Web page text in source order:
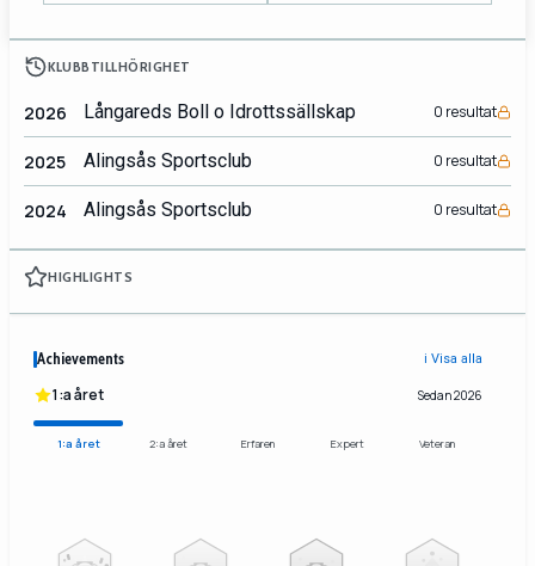
KLUBBTILLHÖRIGHET
2026 Långareds Boll o Idrottssällskap 0 resultat
2025 Alingsås Sportsclub 0 resultat
2024 Alingsås Sportsclub 0 resultat
HIGHLIGHTS
Achievements ℹ️ Visa alla
1:a året Sedan 2026
1:a året 2:a året Erfaren Expert Veteran